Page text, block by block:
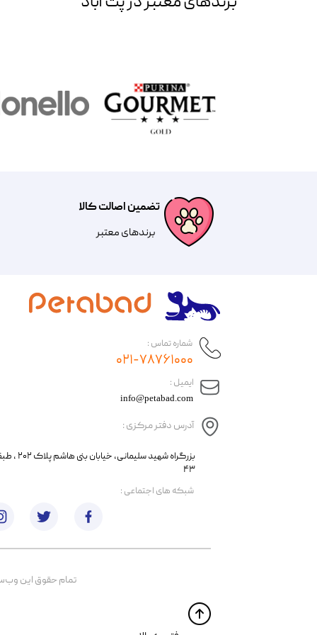
تضمین اصالت کالا
​​برندهای معتبر​​​​​​​
​ایمیل :
آدرس دفتر مرکزی :
info@petabad.com
​​بزرگراه شهید
۴۳
شماره تماس :
۰۲۱-۷۸۷۶۱۰۰۰
تمام حقوق اين
​شبکه های اجتماعی :